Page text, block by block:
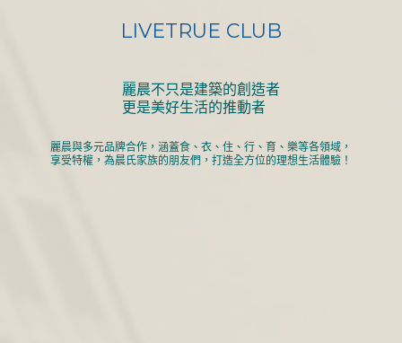
LIVETRUE CLUB
麗晨不只是建築的創造者
更是美好生活的推動者
麗晨與多元品牌合作，涵蓋食、衣、住、行、育、樂等各領域，
享受特權，為晨氏家族的朋友們，打造全方位的理想生活體驗！